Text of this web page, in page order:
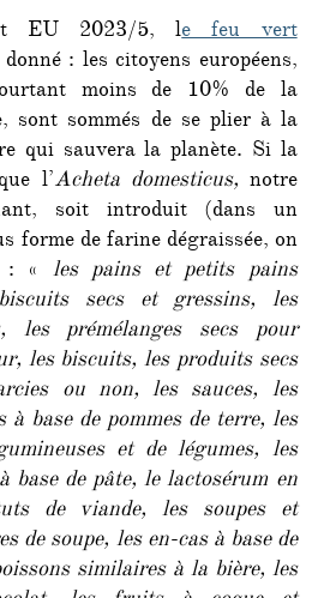
EU 2023/5, le feu vert
: les citoyens européens,
moins de 10% de la
sont sommés de se plier à la
qui sauvera la planète. Si la
l’Acheta domesticus, notre
soit introduit (dans un
forme de farine dégraissée, on
: « les pains et petits pains
secs et gressins, les
les prémélanges secs pour
les biscuits, les produits secs
ou non, les sauces, les
base de pommes de terre, les
et de légumes, les
base de pâte, le lactosérum en
de viande, les soupes et
de soupe, les en-cas à base de
similaires à la bière, les